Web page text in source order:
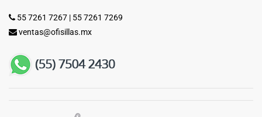
55 7261 7267 | 55 7261 7269
ventas@ofisillas.mx